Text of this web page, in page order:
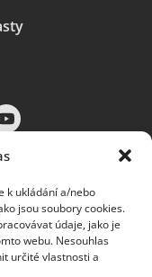
k ukládání a/nebo
jsou soubory cookies.
údaje, jako je
webu. Nesouhlas
určité vlastnosti a
Soubory cookies |
.